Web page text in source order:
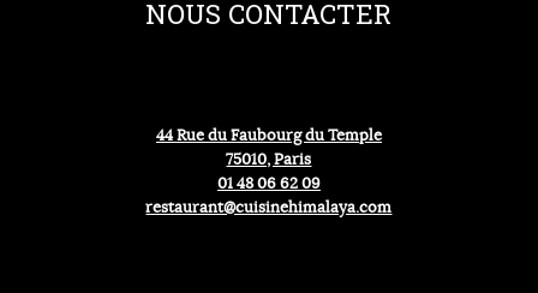
NOUS CONTACTER
44 Rue du Faubourg du Temple
75010, Paris
01 48 06 62 09
restaurant@cuisinehimalaya.com